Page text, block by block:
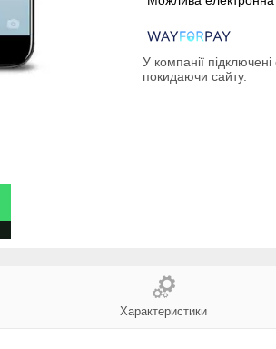
У компанії
покидаючи сайту.
Характеристики